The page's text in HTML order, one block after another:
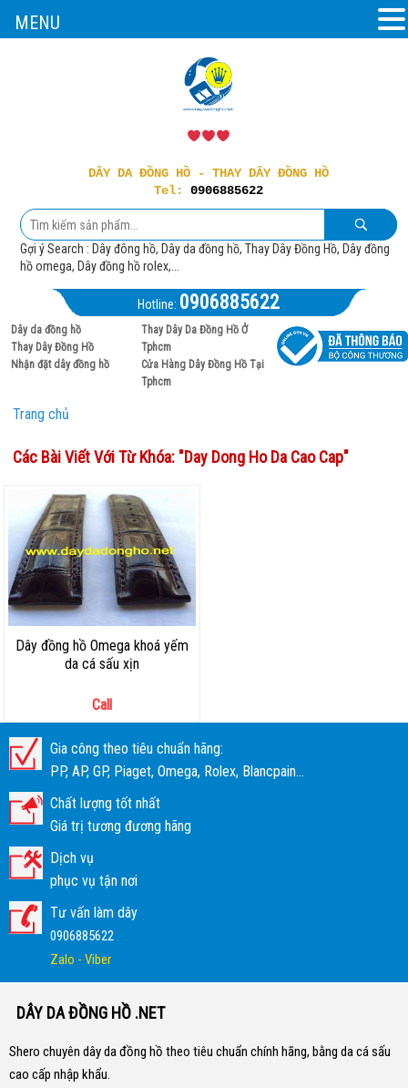
DÂY DA ĐỒNG HỒ - THAY DÂY ĐỒNG HỒ
Tel: 0906885622
Gợi ý Search : Dây đông hồ, Dây da đồng hồ, Thay Dây Đồng Hồ, Dây đồng
hồ omega, Dây đồng hồ rolex,...
Hotline: 0906885622
Dây da đồng hồ
Thay Dây Đồng Hồ
Nhận đặt dây đồng hồ
Thay Dây Da Đồng Hồ Ở
Tphcm
Cửa Hàng Dây Đồng Hồ Tại
Tphcm
Trang chủ
Các Bài Viết Với Từ Khóa: "Day Dong Ho Da Cao Cap"
Dây đồng hồ Omega khoá yếm
da cá sấu xịn
Call
Gia công theo tiêu chuẩn hãng:
PP, AP, GP, Piaget, Omega, Rolex, Blancpain...
Chất lượng tốt nhất
Giá trị tương đương hãng
Dịch vụ
phục vụ tận nơi
Tư vấn làm dây
0906885622
Zalo - Viber
DÂY DA ĐỒNG HỒ .NET
Shero chuyên dây da đồng hồ theo tiêu chuẩn chính hãng, bằng da cá sấu
cao cấp nhập khẩu.
MENU